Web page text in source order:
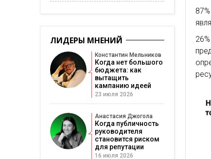
ЛИДЕРЫ МНЕНИЙ
Константин Мельников
Когда нет большого
бюджета: как
вытащить
кампанию идеей
23 июля 2026
Анастасия Джогола
Когда публичность
руководителя
становится риском
для репутации
16 июля 2026